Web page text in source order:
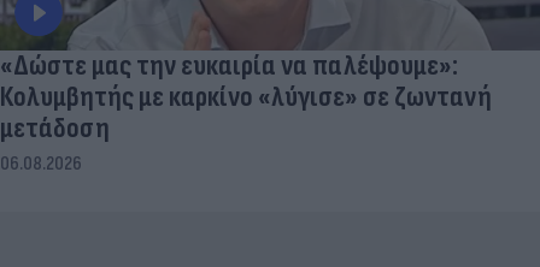
«Δώστε μας την ευκαιρία να παλέψουμε»:
Κολυμβητής με καρκίνο «λύγισε» σε ζωντανή
μετάδοση
06.08.2026